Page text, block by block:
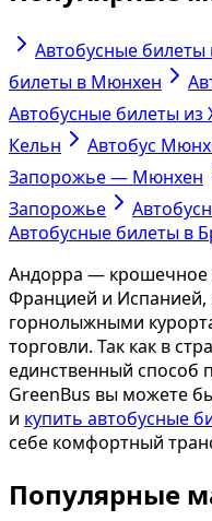
Автобусные
билеты в Мюнхен
Автобусные билеты из
Кельн
Автобус
Запорожье — Мюнхен
Запорожье
Автобусные билеты в
Андорра — крошечное
Францией и Испанией,
горнолыжными
торговли. Так как в
единственный способ
GreenBus вы можете
и купить автобусные
себе комфортный
Популярные